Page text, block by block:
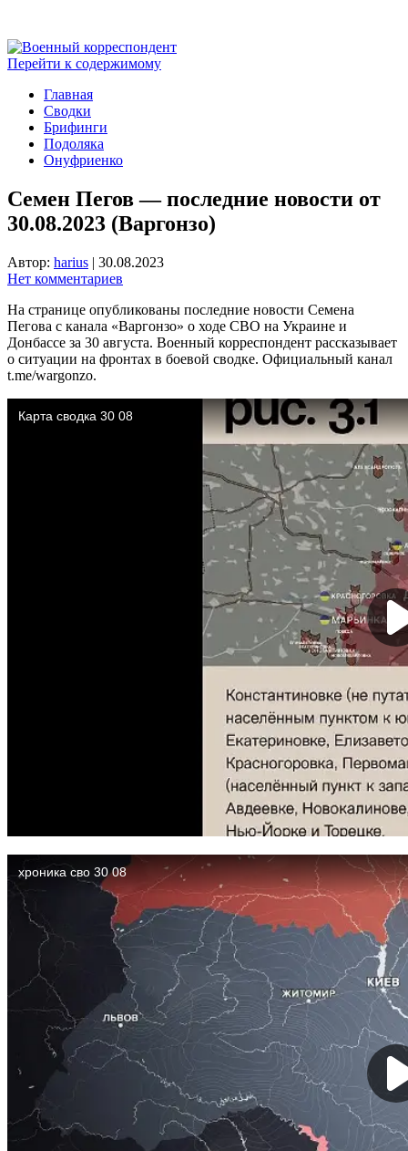
Перейти к содержимому
Главная
Сводки
Брифинги
Подоляка
Онуфриенко
Семен Пегов — последние новости от
30.08.2023 (Варгонзо)
Автор: harius | 30.08.2023
Нет комментариев
На странице опубликованы последние новости Семена
Пегова с канала «Варгонзо» о ходе СВО на Украине и
Донбассе за 30 августа. Военный корреспондент рассказывает
о ситуации на фронтах в боевой сводке. Официальный канал
t.me/wargonzo.